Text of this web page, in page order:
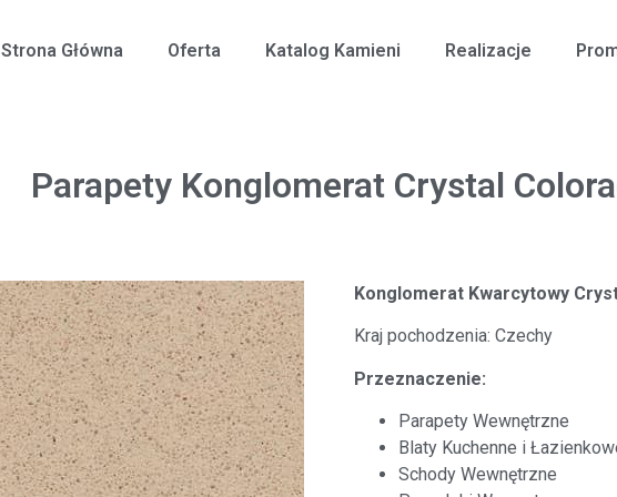
Strona Główna Oferta Katalog Kamieni Realizacje
Parapety Konglomerat Crystal
Konglomerat Kwarcytowy
Kraj pochodzenia: Czechy
Przeznaczenie:
Parapety Wewnętrzne
Blaty Kuchenne i
Schody Wewnętrzne